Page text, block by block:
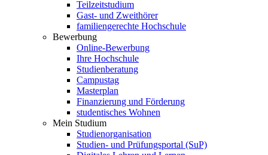
Teilzeitstudium
Gast- und Zweithörer
familiengerechte Hochschule
Bewerbung
Online-Bewerbung
Ihre Hochschule
Studienberatung
Campustag
Masterplan
Finanzierung und Förderung
studentisches Wohnen
Mein Studium
Studienorganisation
Studien- und Prüfungsportal (SuP)